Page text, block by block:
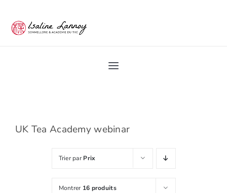
Toggle
Académie du Thé
Les Ateliers du thé
UK Tea Academy webinar
Trier parPrix
Montrer 16 produits